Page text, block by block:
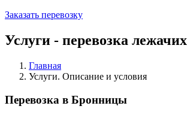
Заказать перевозку
Услуги - перевозка
Главная
Услуги. Описание и условия
Перевозка в Бронницы